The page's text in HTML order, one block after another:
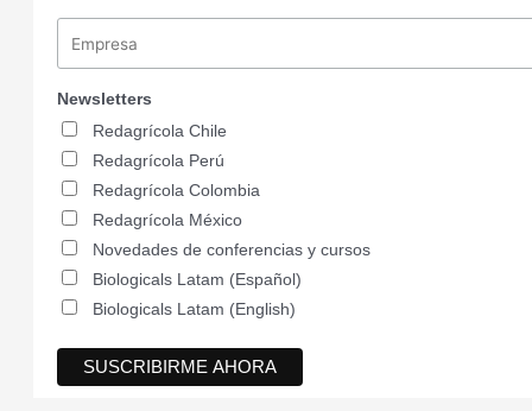
Newsletters
Redagrícola Chile
Redagrícola Perú
Redagrícola Colombia
Redagrícola México
Novedades de conferencias y cursos
Biologicals Latam (Español)
Biologicals Latam (English)